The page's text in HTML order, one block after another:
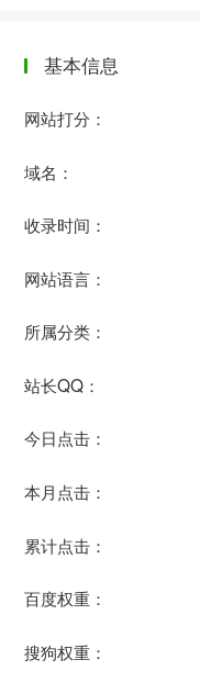
基本信息
网站打分：
域名：
收录时间：
网站语言：
所属分类：
站长QQ：
今日点击：
本月点击：
累计点击：
百度权重：
搜狗权重：